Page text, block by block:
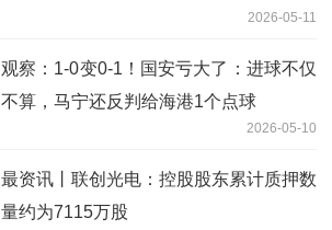
2026-05-11
观察：1-0变0-1！国安亏大了：进球不仅
不算，马宁还反判给海港1个点球
2026-05-10
最资讯丨联创光电：控股股东累计质押数
量约为7115万股